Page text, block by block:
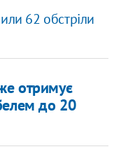
62 обстріли
отримує
до 20